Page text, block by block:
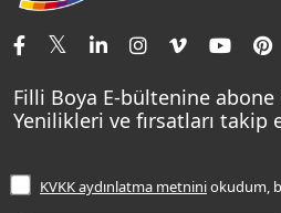
Tavan Boyaları
Ev Bakım ve Hobi Boyaları
Yatak Odası Renkleri
Sentomaxx Sentetik Boya
Sentomaxx İpeksi Mat
Momento Life
Şampanya Rengi
Açık Mavi Rengi
Frezya Rengi
İletişim Bilgilerimiz
Renk Danışma
Filli Ustam
Sıkça Sorulan Sorular
Ücretsiz Yalıtım Keşif Hizmeti
Bilgi Toplumu Hizmetleri
Filli Boya E-bültenine abone
Yenilikleri ve fırsatları takip
KVKK aydınlatma metniniokudum,